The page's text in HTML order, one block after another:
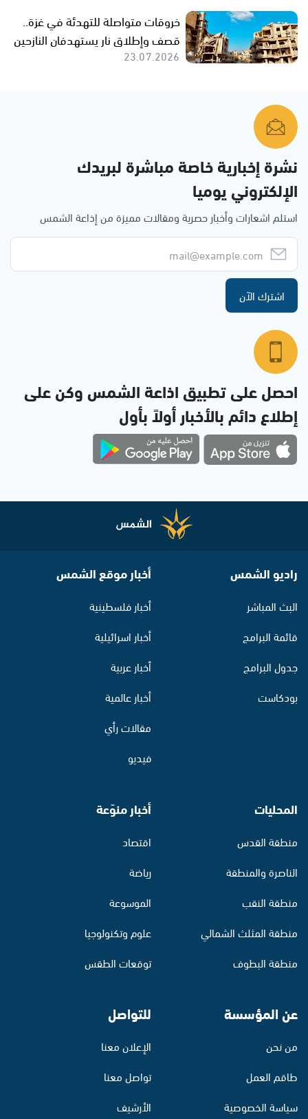
خروقات متواصلة للتهدئة في غزة..
قصف وإطلاق نار يستهدفان النازحين
23.07.2026
نشرة إخبارية خاصة مباشرة لبريدك
الإلكتروني يوميا
استلم اشعارات وأخبار حصرية ومقالات مميزة من إذاعة الشمس
اشترك الآن
احصل على تطبيق اذاعة الشمس وكن على
إطلاع دائم بالأخبار أولاً بأول
راديو الشمس
البث المباشر
قائمة البرامج
جدول البرامج
بودكاست
أخبار موقع الشمس
أخبار فلسطينية
أخبار اسرائيلية
أخبار عربية
أخبار عالمية
مقالات رأي
فيديو
المحليات
منطقة القدس
الناصرة والمنطقة
منطقة النقب
منطقة المثلث الشمالي
منطقة البطوف
أخبار منوّعة
اقتصاد
رياضة
الموسوعة
علوم وتكنولوجيا
توقعات الطقس
عن المؤسسة
من نحن
طاقم العمل
سياسة الخصوصية
للتواصل
الإعلان معنا
تواصل معنا
الأرشيف